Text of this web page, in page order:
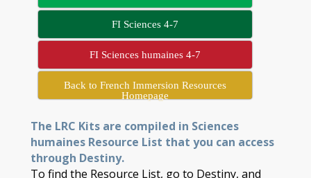
FI Sciences 4-7
FI Sciences humaines 4-7
Back to French Immersion Resources
Homepage
The LRC Kits are compiled in Sciences
humaines Resource List that you can access
through Destiny.
To find the Resource List, go to Destiny, and